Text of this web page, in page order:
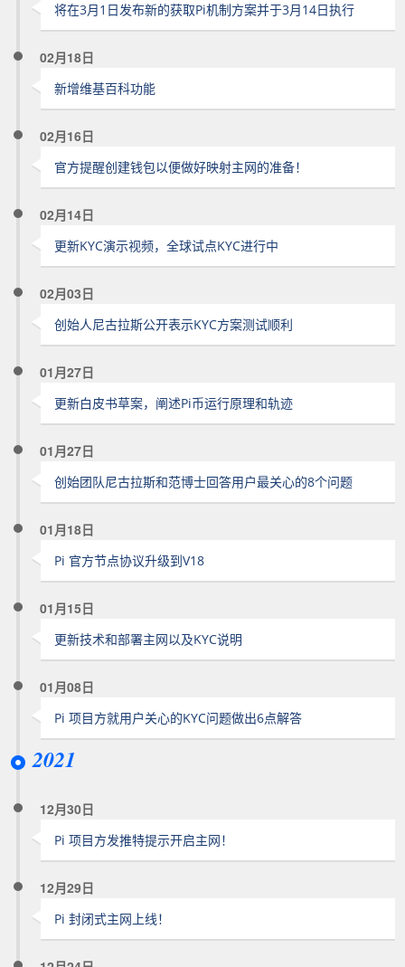
将在3月1日发布新的获取Pi机制方案并于3月14日执行
02月18日
新增维基百科功能
02月16日
官方提醒创建钱包以便做好映射主网的准备！
02月14日
更新KYC演示视频，全球试点KYC进行中
02月03日
创始人尼古拉斯公开表示KYC方案测试顺利
01月27日
更新白皮书草案，阐述Pi币运行原理和轨迹
01月27日
创始团队尼古拉斯和范博士回答用户最关心的8个问题
01月18日
Pi 官方节点协议升级到V18
01月15日
更新技术和部署主网以及KYC说明
01月08日
Pi 项目方就用户关心的KYC问题做出6点解答
2021
12月30日
Pi 项目方发推特提示开启主网！
12月29日
Pi 封闭式主网上线！